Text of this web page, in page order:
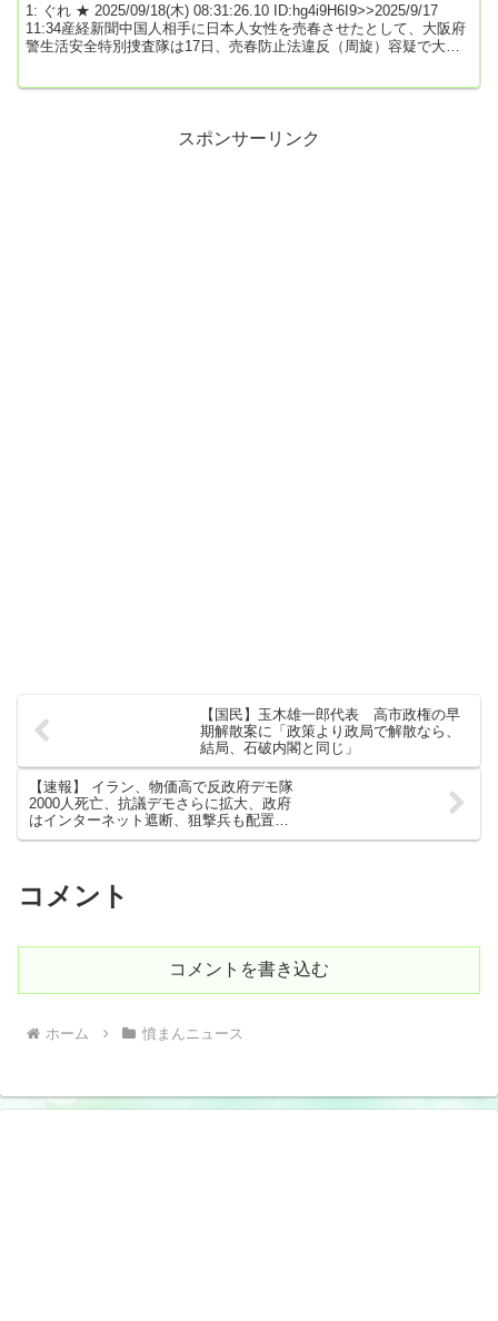
1: ぐれ ★ 2025/09/18(木) 08:31:26.10 ID:hg4i9H6I9>>2025/9/17
11:34産経新聞中国人相手に日本人女性を売春させたとして、大阪府
警生活安全特別捜査隊は17日、売春防止法違反（周旋）容疑で大阪
スポンサーリンク
【国民】玉木雄一郎代表 高市政権の早
期解散案に「政策より政局で解散なら、
結局、石破内閣と同じ」
【速報】 イラン、物価高で反政府デモ隊
2000人死亡、抗議デモさらに拡大、政府
はインターネット遮断、狙撃兵も配置
★3
コメント
コメントを書き込む
ホーム 憤まんニュース